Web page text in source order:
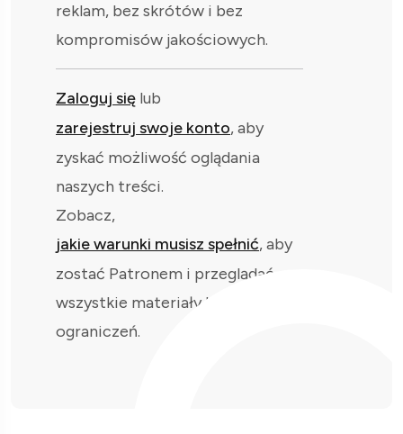
reklam, bez skrótów i bez
kompromisów jakościowych.
Zaloguj się lub
zarejestruj swoje konto, aby
zyskać możliwość oglądania
naszych treści.
Zobacz,
jakie warunki musisz spełnić, aby
zostać Patronem i przeglądać
wszystkie materiały bez
ograniczeń.